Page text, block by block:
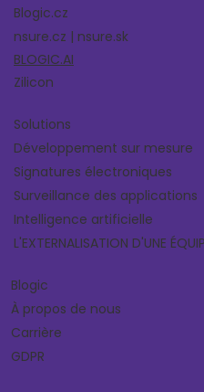
Blogic.cz
nsure.cz | nsure.sk
BLOGIC.AI
Zilicon
Solutions
Développement sur mesure
Signatures électroniques
Surveillance des applications
L'EXTERNALISATION D'UNE
Intelligence artificielle
Blogic
À propos de nous
Carrière
GDPR